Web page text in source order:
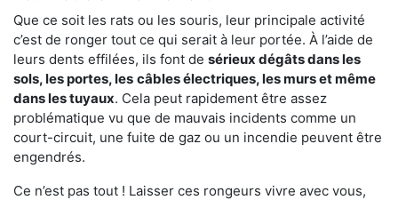
Que ce soit les rats ou les souris, leur principale activité
c’est de ronger tout ce qui serait à leur portée. À l’aide de
leurs dents effilées, ils font de sérieux dégâts dans les
sols, les portes, les câbles électriques, les murs et même
dans les tuyaux. Cela peut rapidement être assez
problématique vu que de mauvais incidents comme un
court-circuit, une fuite de gaz ou un incendie peuvent être
engendrés.
Ce n’est pas tout ! Laisser ces rongeurs vivre avec vous,